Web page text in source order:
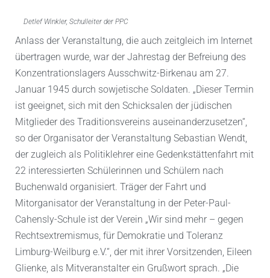
Detlef Winkler, Schulleiter der PPC
Anlass der Veranstaltung, die auch zeitgleich im Internet
übertragen wurde, war der Jahrestag der Befreiung des
Konzentrationslagers Ausschwitz-Birkenau am 27.
Januar 1945 durch sowjetische Soldaten. „Dieser Termin
ist geeignet, sich mit den Schicksalen der jüdischen
Mitglieder des Traditionsvereins auseinanderzusetzen“,
so der Organisator der Veranstaltung Sebastian Wendt,
der zugleich als Politiklehrer eine Gedenkstättenfahrt mit
22 interessierten Schülerinnen und Schülern nach
Buchenwald organisiert. Träger der Fahrt und
Mitorganisator der Veranstaltung in der Peter-Paul-
Cahensly-Schule ist der Verein „Wir sind mehr – gegen
Rechtsextremismus, für Demokratie und Toleranz
Limburg-Weilburg e.V.“, der mit ihrer Vorsitzenden, Eileen
Glienke, als Mitveranstalter ein Grußwort sprach. „Die